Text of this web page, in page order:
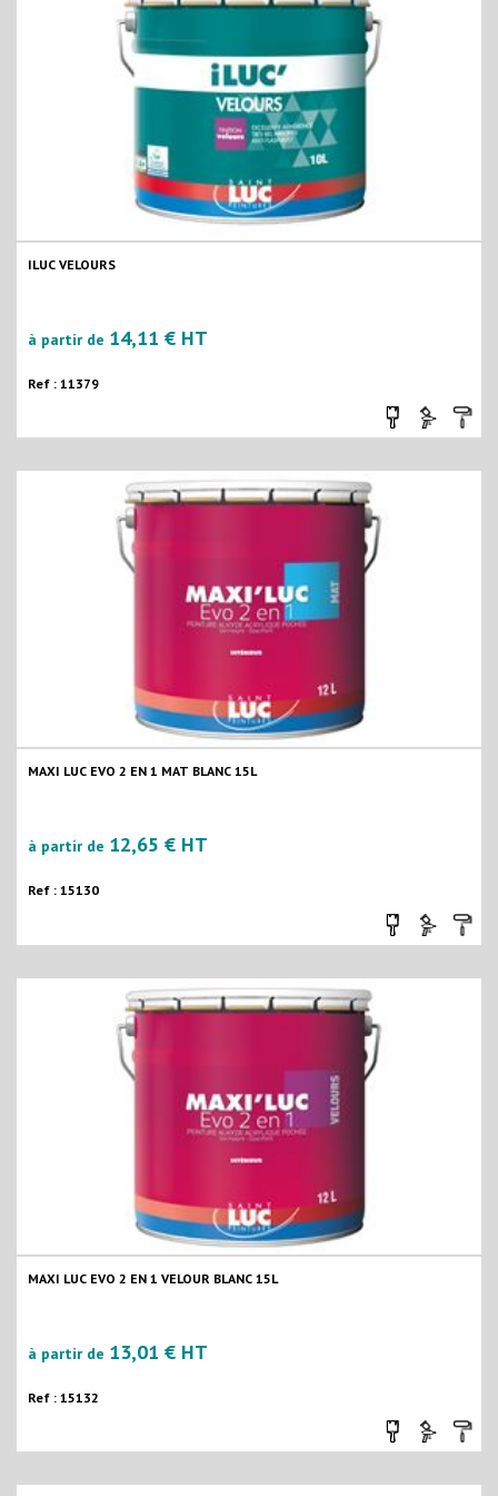
ILUC VELOURS
à partir de 14,11 € HT
Ref : 11379
MAXI LUC EVO 2 EN 1 MAT BLANC 15L
à partir de 12,65 € HT
Ref : 15130
MAXI LUC EVO 2 EN 1 VELOUR BLANC 15L
à partir de 13,01 € HT
Ref : 15132